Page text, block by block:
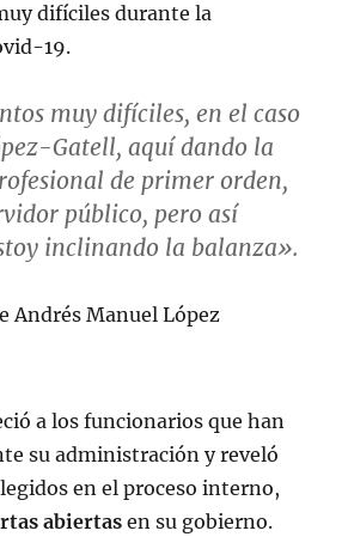
difíciles durante la
19.
muy difíciles, en el caso
Gatell, aquí dando la
de primer orden,
público, pero así
inclinando la balanza».
Andrés Manuel López
a los funcionarios que han
su administración y reveló
en el proceso interno,
abiertas en su gobierno.